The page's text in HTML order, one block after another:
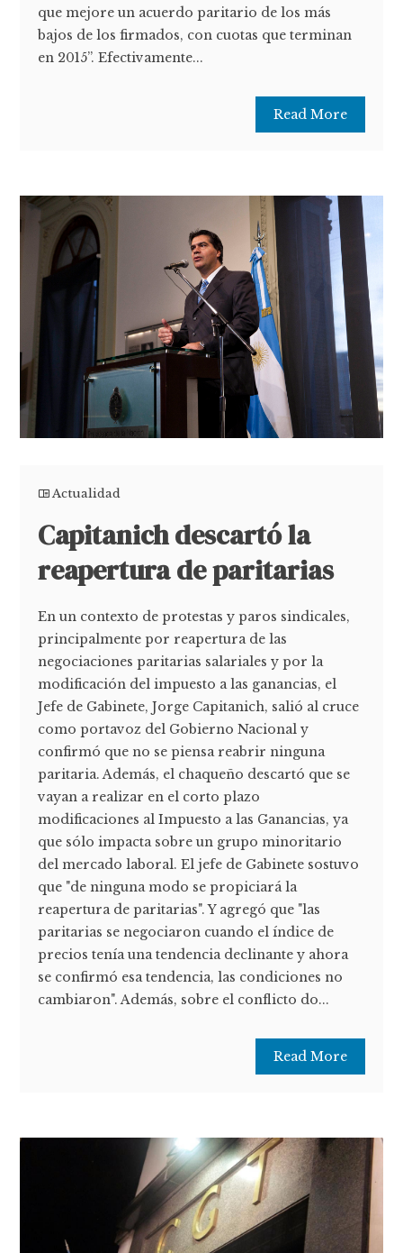
que mejore un acuerdo paritario de los más
bajos de los firmados, con cuotas que terminan
en 2015”. Efectivamente...
Read More
Actualidad
Capitanich descartó la
reapertura de paritarias
En un contexto de protestas y paros sindicales,
principalmente por reapertura de las
negociaciones paritarias salariales y por la
modificación del impuesto a las ganancias, el
Jefe de Gabinete, Jorge Capitanich, salió al cruce
como portavoz del Gobierno Nacional y
confirmó que no se piensa reabrir ninguna
paritaria. Además, el chaqueño descartó que se
vayan a realizar en el corto plazo
modificaciones al Impuesto a las Ganancias, ya
que sólo impacta sobre un grupo minoritario
del mercado laboral. El jefe de Gabinete sostuvo
que "de ninguna modo se propiciará la
reapertura de paritarias". Y agregó que "las
paritarias se negociaron cuando el índice de
precios tenía una tendencia declinante y ahora
se confirmó esa tendencia, las condiciones no
cambiaron". Además, sobre el conflicto do...
Read More